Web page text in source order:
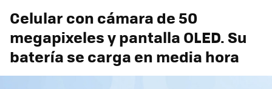
Celular con cámara de 50
megapixeles y pantalla OLED. Su
batería se carga en media hora